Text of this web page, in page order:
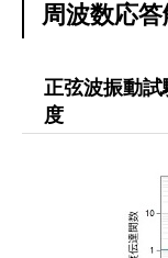
周波数応答
正弦波振動
度